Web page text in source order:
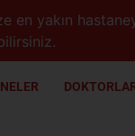
en yakın